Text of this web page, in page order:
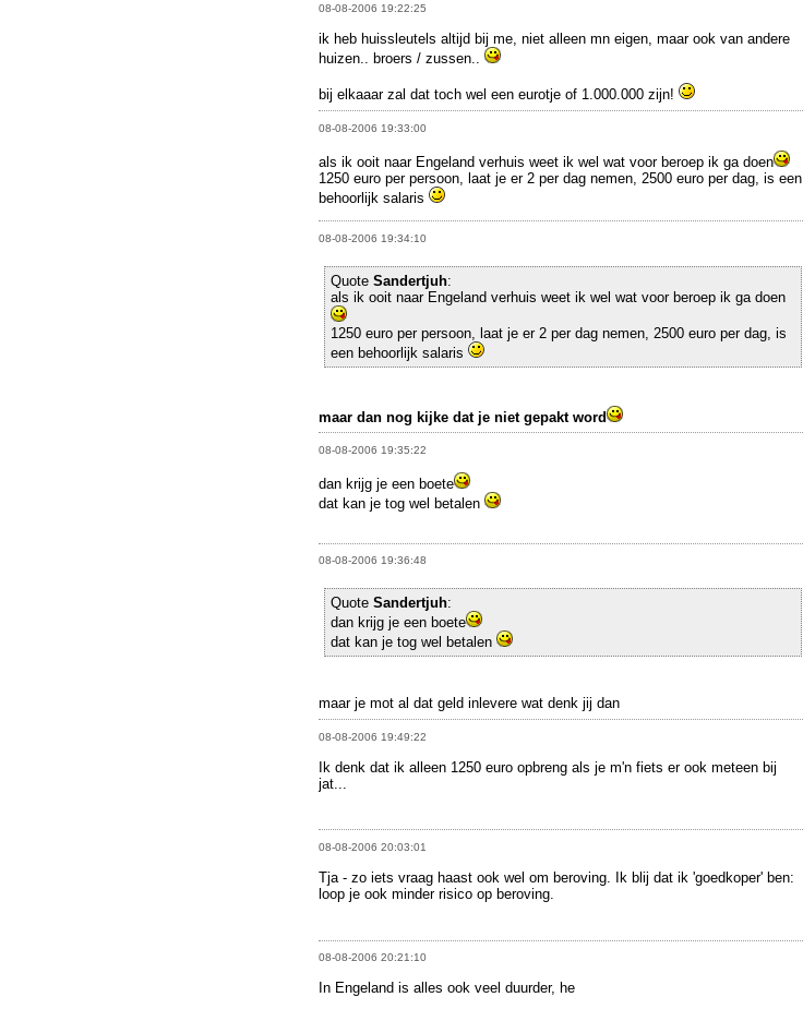
08-08-2006 19:22:25
ik heb huissleutels altijd bij me, niet alleen mn eigen, maar ook van andere
huizen.. broers / zussen..
bij elkaaar zal dat toch wel een eurotje of 1.000.000 zijn!
08-08-2006 19:33:00
als ik ooit naar Engeland verhuis weet ik wel wat voor beroep ik ga doen
1250 euro per persoon, laat je er 2 per dag nemen, 2500 euro per dag, is een
behoorlijk salaris
08-08-2006 19:34:10
Quote Sandertjuh:
als ik ooit naar Engeland verhuis weet ik wel wat voor beroep ik ga doen
1250 euro per persoon, laat je er 2 per dag nemen, 2500 euro per dag, is
een behoorlijk salaris
maar dan nog kijke dat je niet gepakt word
08-08-2006 19:35:22
dan krijg je een boete
dat kan je tog wel betalen
08-08-2006 19:36:48
Quote Sandertjuh:
dan krijg je een boete
dat kan je tog wel betalen
maar je mot al dat geld inlevere wat denk jij dan
08-08-2006 19:49:22
Ik denk dat ik alleen 1250 euro opbreng als je m'n fiets er ook meteen bij
jat...
08-08-2006 20:03:01
Tja - zo iets vraag haast ook wel om beroving. Ik blij dat ik 'goedkoper' ben:
loop je ook minder risico op beroving.
08-08-2006 20:21:10
In Engeland is alles ook veel duurder, he